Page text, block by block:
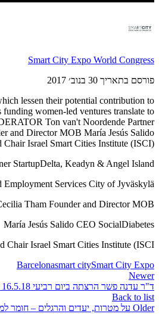
Smart City Expo World Congress
פורסם בתאריך 30 בנוב׳ 2017
lessen their potential contribution to
women-led ventures translate to
Ton van't Noordende Partner
and Director MOB María Jesús Salido
Chair Israel Smart Cities Institute (ISCI)
StartupDelta, Keadyn & Angel Island
Services City of Jyväskylä
Tham Founder and Director MOB
María Jesús Salido CEO SocialDiabetes
Chair Israel Smart Cities Institute (ISCI
Barcelonasmart citySmart City Expo
Newer
ד"ר עדנה פשר הרצתה ביום רביעי 16.5.18 בסין בכנס העולמי השני לקהילות חכמות וביג דאטה
Back to list
Older על מטרות, יעדים והרגלים – חומר